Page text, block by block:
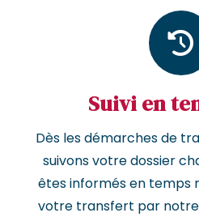
Suivi en
Dès les démarches de
suivons votre dossier
êtes informés en temps
votre transfert par